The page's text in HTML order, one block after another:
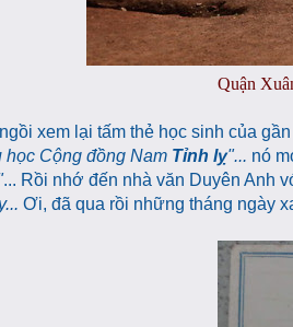
Quận
xem lại tấm thẻ học sinh của
học Cộng đồng Nam Tỉnh lỵ"... nó
... Rồi nhớ đến nhà văn Duyên Anh
Ơi, đã qua rồi những tháng ngày